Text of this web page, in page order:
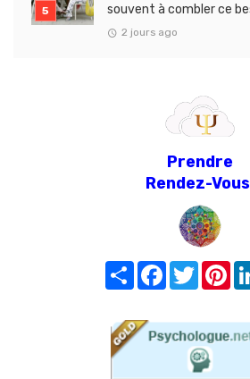
souvent à combler ce
2 jours ago
Prendre
Rendez-
Share FacebookTwitter